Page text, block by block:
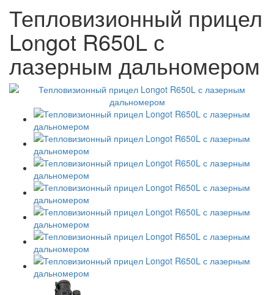
Тепловизионный прицел
Longot R650L с
лазерным дальномером